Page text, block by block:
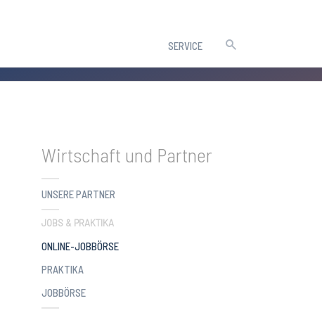
SERVICE
Wirtschaft und Partner
UNSERE PARTNER
JOBS & PRAKTIKA
ONLINE-JOBBÖRSE(CURRENT)
PRAKTIKA
JOBBÖRSE